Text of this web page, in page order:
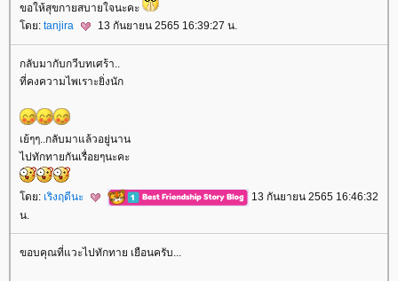
ขอให้สุขกายสบายใจนะคะ
ดย: tanjira 13 กันยายน 2565 16:39:27 น.
กลับมากับกวีบทเศร้า..
ที่คงความไพเราะยิ่งนัก
เย้ๆๆ..กลับมาแล้วอยู่นาน
ไปทักทายกันเรื่อยๆนะคะ
ดย: เริงฤดีนะ
13 กันยายน 2565 16:46:32
น.
ขอบคุณที่แวะไปทักทาย เยือนครับ...